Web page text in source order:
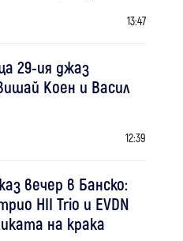
13:47
29-ия джаз
Коен и Васил
12:39
вечер в Банско:
HII Trio и EVDN
на крака